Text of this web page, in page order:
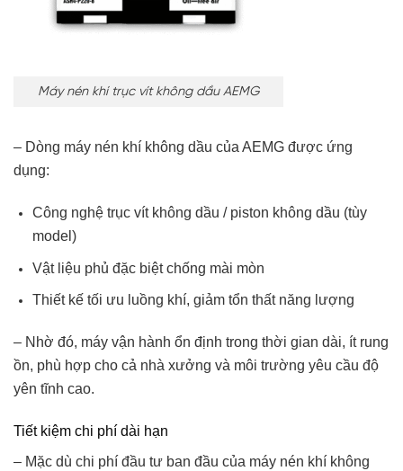
Máy nén khí trục vít không dầu AEMG
– Dòng máy nén khí không dầu của AEMG được ứng
dụng:
Công nghệ trục vít không dầu / piston không dầu (tùy
model)
Vật liệu phủ đặc biệt chống mài mòn
Thiết kế tối ưu luồng khí, giảm tổn thất năng lượng
– Nhờ đó, máy vận hành ổn định trong thời gian dài, ít rung
ồn, phù hợp cho cả nhà xưởng và môi trường yêu cầu độ
yên tĩnh cao.
Tiết kiệm chi phí dài hạn
– Mặc dù chi phí đầu tư ban đầu của máy nén khí không